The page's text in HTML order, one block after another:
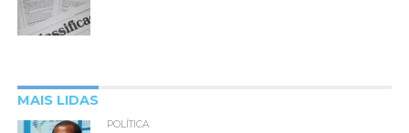
MAIS LIDAS
POLÍTICA